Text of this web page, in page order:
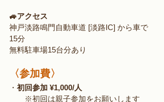
🚙アクセス
神戸淡路鳴門自動車道 [淡路IC] から車で
15分
無料駐車場15台分あり
〈参加費〉
・ 初回参加 ¥1,000/人
※初回は親子参加をお願いします